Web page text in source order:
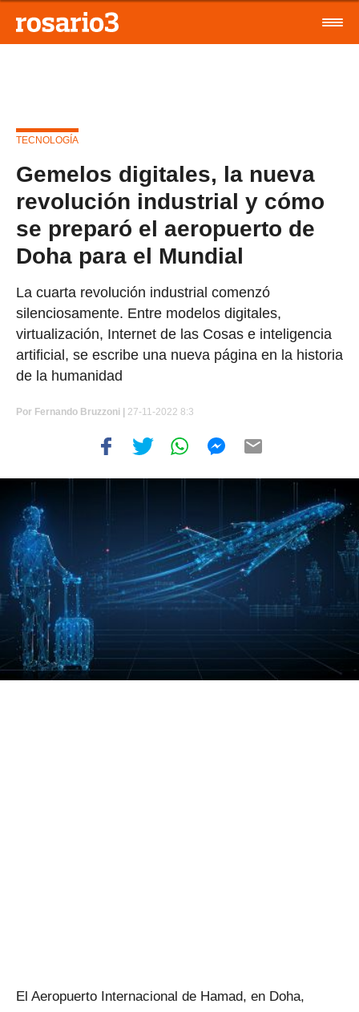
TECNOLOGÍA
Gemelos digitales, la nueva
revolución industrial y cómo
se preparó el aeropuerto de
Doha para el Mundial
La cuarta revolución industrial comenzó
silenciosamente. Entre modelos digitales,
virtualización, Internet de las Cosas e inteligencia
artificial, se escribe una nueva página en la historia
de la humanidad
Por Fernando Bruzzoni | 27-11-2022 8:3
El Aeropuerto Internacional de Hamad, en Doha,